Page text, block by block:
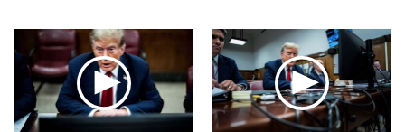
Περιβάλλον
Ελλάδα
Κόσμος
Παράξενα
Ταξίδια
Συνταγές
Έξοδος
Media